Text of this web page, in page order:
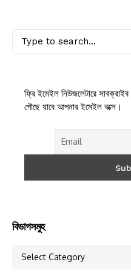
ফ্রি ইমেইল নিউজলেটারে
পৌছে যাবে আপনার ইমেইল বক্সে।
বিভাগসমুহ